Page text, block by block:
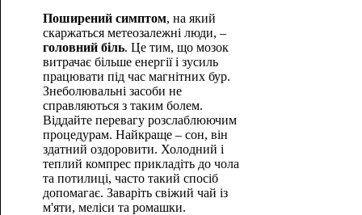
Поширений симптом, на який
скаржаться метеозалежні люди, –
головний біль. Це тим, що мозок
витрачає більше енергії і зусиль
працювати під час магнітних бур.
Знеболювальні засоби не
справляються з таким болем.
Віддайте перевагу розслаблюючим
процедурам. Найкраще – сон, він
здатний оздоровити. Холодний і
теплий компрес прикладіть до чола
та потилиці, часто такий спосіб
допомагає. Заваріть свіжий чай із
м'яти, меліси та ромашки.